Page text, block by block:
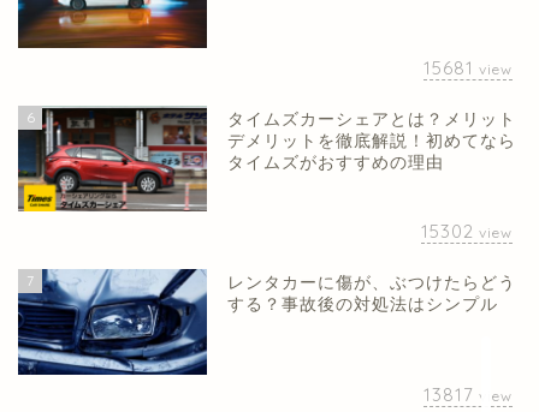
15681 view
6
タイムズカーシェアとは？メリット
デメリットを徹底解説！初めてなら
タイムズがおすすめの理由
15302 view
7
レンタカーに傷が、ぶつけたらどう
する？事故後の対処法はシンプル
13817 view
ホーム
カーシェア
レンタカー